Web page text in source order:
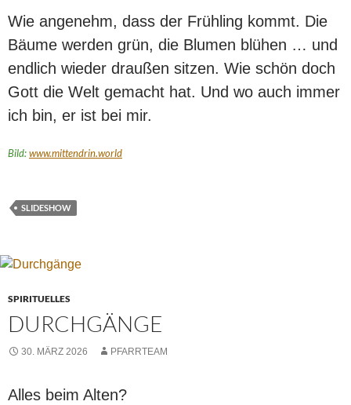
Wie angenehm, dass der Frühling kommt. Die
Bäume werden grün, die Blumen blühen … und
endlich wieder draußen sitzen. Wie schön doch
Gott die Welt gemacht hat. Und wo auch immer
ich bin, er ist bei mir.
Bild:www.mittendrin.world
SLIDESHOW
SPIRITUELLES
DURCHGÄNGE
30. MÄRZ 2026 PFARRTEAM
Alles beim Alten?